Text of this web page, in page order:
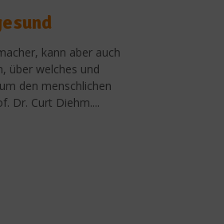
kann aber auch
über welches und
den menschlichen
Dr. Curt Diehm....